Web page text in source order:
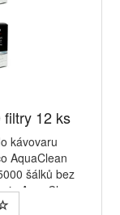
12 ks
kávovaru
AquaClean
šálků bez
AquaClean ...